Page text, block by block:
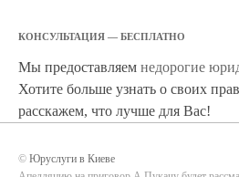
КОНСУЛЬТАЦИЯ — БЕСПЛАТНО
Мы предоставляем недорогие
Хотите больше узнать о своих
расскажем, что лучше для Вас!
© Юруслуги в Киеве